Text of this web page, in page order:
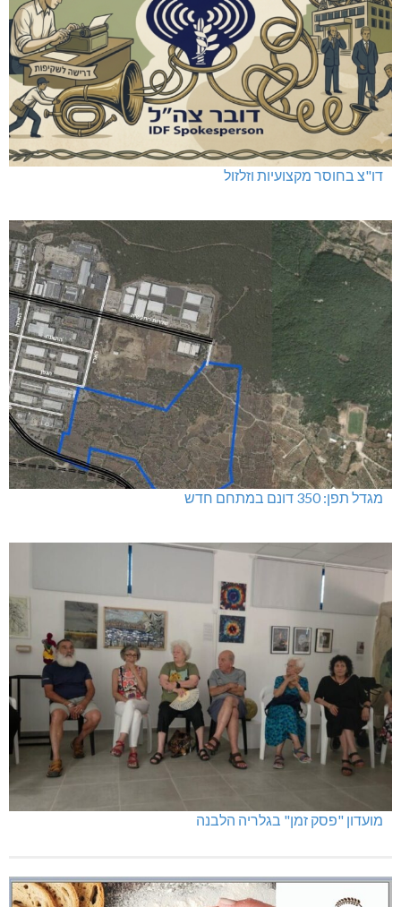
דו"צ בחוסר מקצועיות וזלזול
מגדל תפן: 350 דונם במתחם חדש
מועדון "פסק זמן" בגלריה הלבנה